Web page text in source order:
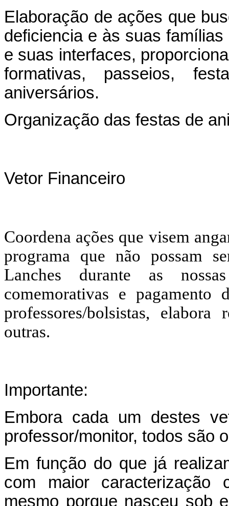
Elaboração de ações que
deficiencia e às suas
e suas interfaces,
formativas, passeios,
aniversários.
Organização das festas de
Vetor Financeiro
Coordena ações que visem
programa que não possam
Lanches durante as
comemorativas e pagamento
professores/bolsistas,
outras.
Importante:
Embora cada um destes
professor/monitor, todos são
Em função do que já
com maior caracterização
mesmo porque nasceu sob